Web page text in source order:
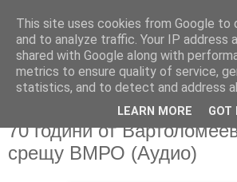
70 години от
срещу ВМРО (Аудио)
This site uses cookies from Google to
and to analyze traffic. Your IP address
shared with Google along with
metrics to ensure quality of service,
statistics, and to detect and address
LEARN MORE GOT